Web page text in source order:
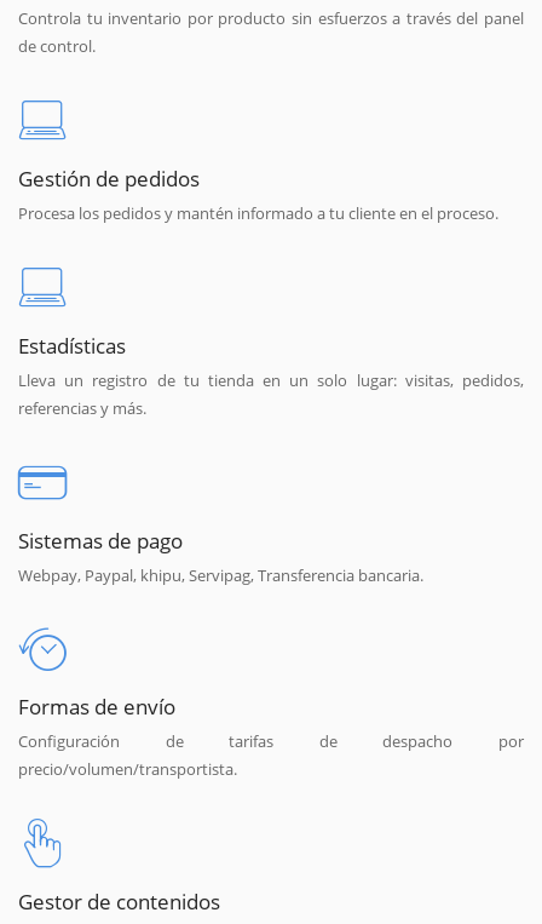
Controla tu inventario por producto sin esfuerzos a través del panel
de control.
Gestión de pedidos
Procesa los pedidos y mantén informado a tu cliente en el proceso.
Estadísticas
Lleva un registro de tu tienda en un solo lugar: visitas, pedidos,
referencias y más.
Sistemas de pago
Webpay, Paypal, khipu, Servipag, Transferencia bancaria.
Formas de envío
Configuración de tarifas de despacho por
precio/volumen/transportista.
Gestor de contenidos